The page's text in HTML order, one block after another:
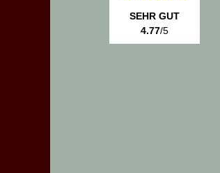
SEHR GUT
4.77/5